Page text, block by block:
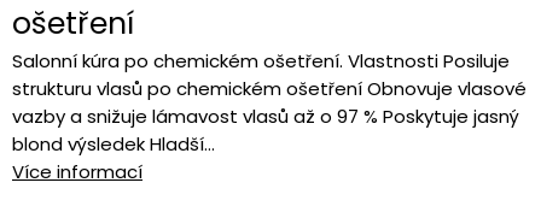
ošetření
Salonní kúra po chemickém ošetření. Vlastnosti Posiluje
strukturu vlasů po chemickém ošetření Obnovuje vlasové
vazby a snižuje lámavost vlasů až o 97 % Poskytuje jasný
blond výsledek Hladší...
Více informací